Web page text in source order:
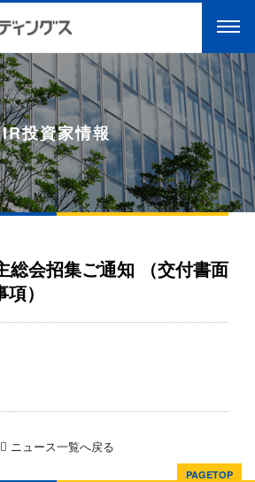
IR投資家情報
総会招集ご通知 （交付書面
）
ニュース一覧へ戻る
PAGETOP